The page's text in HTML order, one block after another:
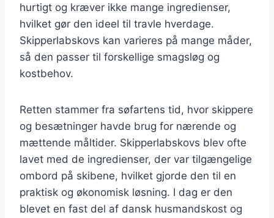
hurtigt og kræver ikke mange ingredienser,
hvilket gør den ideel til travle hverdage.
Skipperlabskovs kan varieres på mange måder,
så den passer til forskellige smagsløg og
kostbehov.
Retten stammer fra søfartens tid, hvor skippere
og besætninger havde brug for nærende og
mættende måltider. Skipperlabskovs blev ofte
lavet med de ingredienser, der var tilgængelige
ombord på skibene, hvilket gjorde den til en
praktisk og økonomisk løsning. I dag er den
blevet en fast del af dansk husmandskost og